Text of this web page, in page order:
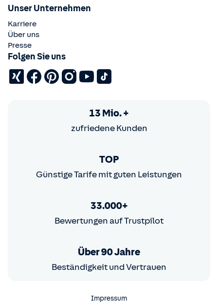
Unser Unternehmen
Karriere
Über uns
Presse
Folgen Sie uns
13 Mio. +
zufriedene Kunden
TOP
Günstige Tarife mit guten Leistungen
33.000+
Bewertungen auf Trustpilot
Über 90 Jahre
Beständigkeit und Vertrauen
Impressum